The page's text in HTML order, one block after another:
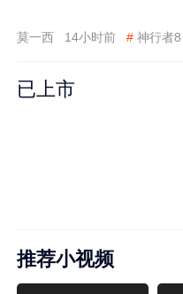
莫一西 14小时前 # 神行者8
已上市
推荐小视频